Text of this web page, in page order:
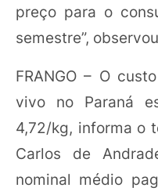
preço para o
semestre”,
FRANGO – O
vivo no Paraná
4,72/kg, informa o
Carlos de
nominal médio